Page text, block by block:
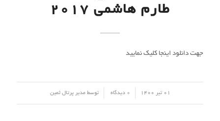
طارم هاشمی 2017
جهت دانلود اینجا کلیک نمایید
01 تیر 1400
/ 0 دیدگاه توسطمدیر پرتال ثمین